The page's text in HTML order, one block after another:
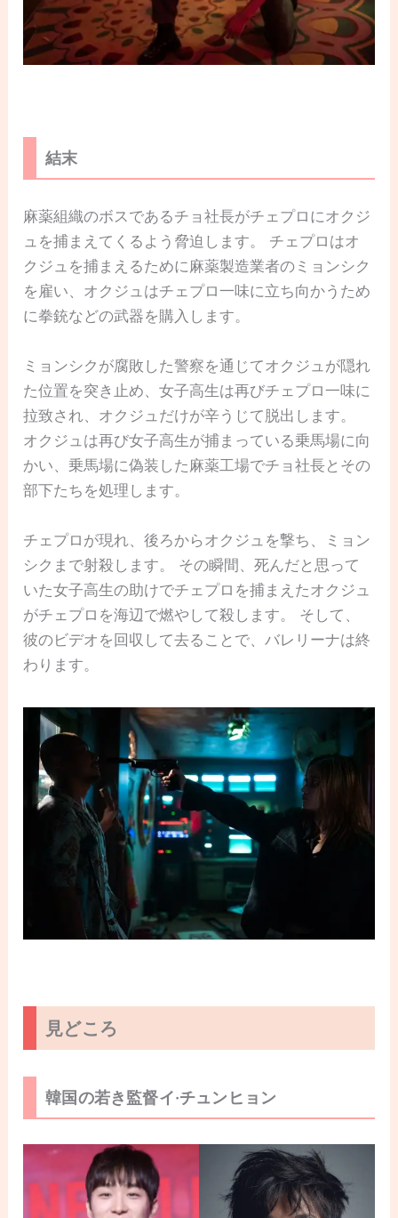
結末
麻薬組織のボスであるチョ社長がチェプロにオクジ
ュを捕まえてくるよう脅迫します。 チェプロはオ
クジュを捕まえるために麻薬製造業者のミョンシク
を雇い、オクジュはチェプロ一味に立ち向かうため
に拳銃などの武器を購入します。
ミョンシクが腐敗した警察を通じてオクジュが隠れ
た位置を突き止め、女子高生は再びチェプロ一味に
拉致され、オクジュだけが辛うじて脱出します。
オクジュは再び女子高生が捕まっている乗馬場に向
かい、乗馬場に偽装した麻薬工場でチョ社長とその
部下たちを処理します。
チェプロが現れ、後ろからオクジュを撃ち、ミョン
シクまで射殺します。 その瞬間、死んだと思って
いた女子高生の助けでチェプロを捕まえたオクジュ
がチェプロを海辺で燃やして殺します。 そして、
彼のビデオを回収して去ることで、バレリーナは終
わります。
見どころ
韓国の若き監督イ·チュンヒョン